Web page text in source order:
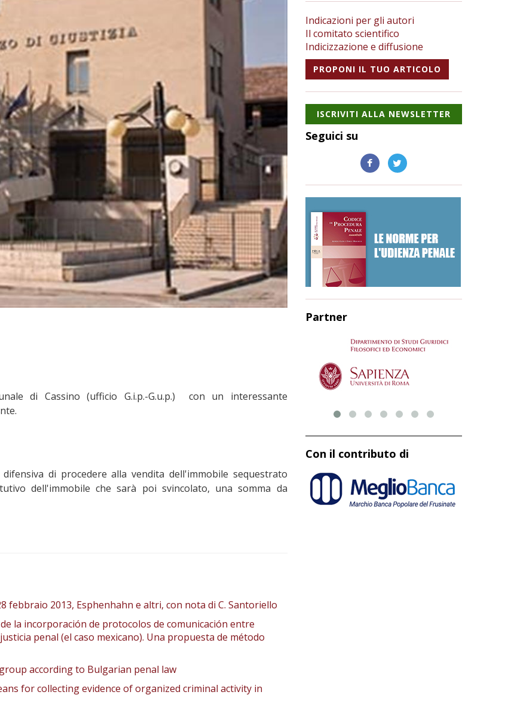
di Cassino (ufficio G.i.p.-G.u.p.) con un interessante
di procedere alla vendita dell'immobile sequestrato
dell'immobile che sarà poi svincolato, una somma da
2013, Esphenhahn e altri, con nota di C. Santoriello
la incorporación de protocolos de comunicación entre
penal (el caso mexicano). Una propuesta de método
according to Bulgarian penal law
for collecting evidence of organized criminal activity in
Indicazioni per gli autori
Il comitato scientifico
Indicizzazione e diffusione
PROPONI IL TUO ARTICOLO
ISCRIVITI ALLA NEWSLETTER
Seguici su
Partner
Con il contributo di